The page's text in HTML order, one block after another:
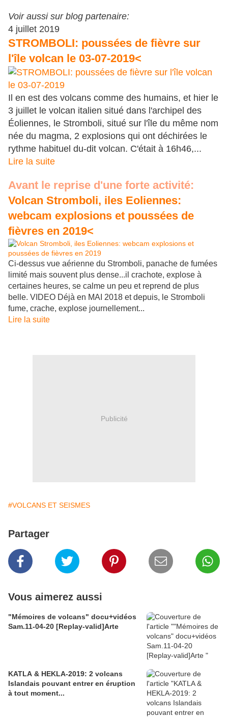
Voir aussi sur blog partenaire:
4 juillet 2019
STROMBOLI: poussées de fièvre sur
l'île volcan le 03-07-2019<
Il en est des volcans comme des humains, et hier le
3 juillet le volcan italien situé dans l'archipel des
Éoliennes, le Stromboli, situé sur l'île du même nom
née du magma, 2 explosions qui ont déchirées le
rythme habituel du-dit volcan. C'était à 16h46,...
Lire la suite
Avant le reprise d'une forte activité:
Volcan Stromboli, iles Eoliennes:
webcam explosions et poussées de
fièvres en 2019<
Ci-dessus vue aérienne du Stromboli, panache de fumées
limité mais souvent plus dense...il crachote, explose à
certaines heures, se calme un peu et reprend de plus
belle. VIDEO Déjà en MAI 2018 et depuis, le Stromboli
fume, crache, explose journellement...
Lire la suite
Publicité
#VOLCANS ET SEISMES
Partager
Vous aimerez aussi
"Mémoires de volcans" docu+vidéos
Sam.11-04-20 [Replay-valid]Arte
KATLA & HEKLA-2019: 2 volcans
Islandais pouvant entrer en éruption
à tout moment...